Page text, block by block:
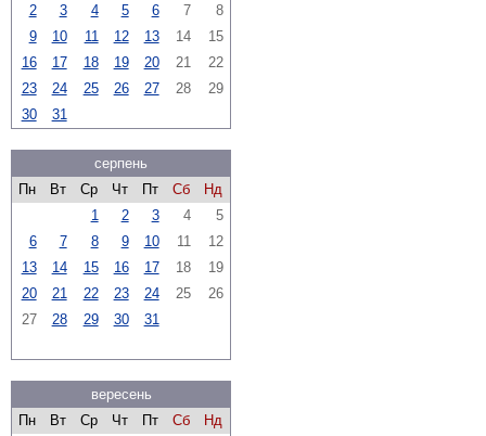
2
3 4 5 6 7
8
9
10 11 12 13 14
15
16
17 18 19 20 21
22
23
24 25 26 27 28
29
30
31
серпень
Пн
Вт Ср Чт Пт Сб
Нд
1
2 3 4
5
6
7 8 9 10 11
12
13
14 15 16 17 18
19
20
21 22 23 24 25
26
27
28 29 30 31
вересень
Пн
Вт Ср Чт Пт Сб
Нд